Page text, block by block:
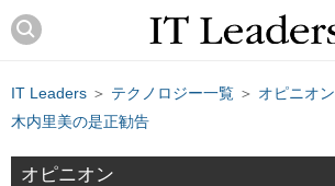
IT Leaders ＞ テクノロジー一覧 ＞ オピニオン
木内里美の是正勧告
オピニオン